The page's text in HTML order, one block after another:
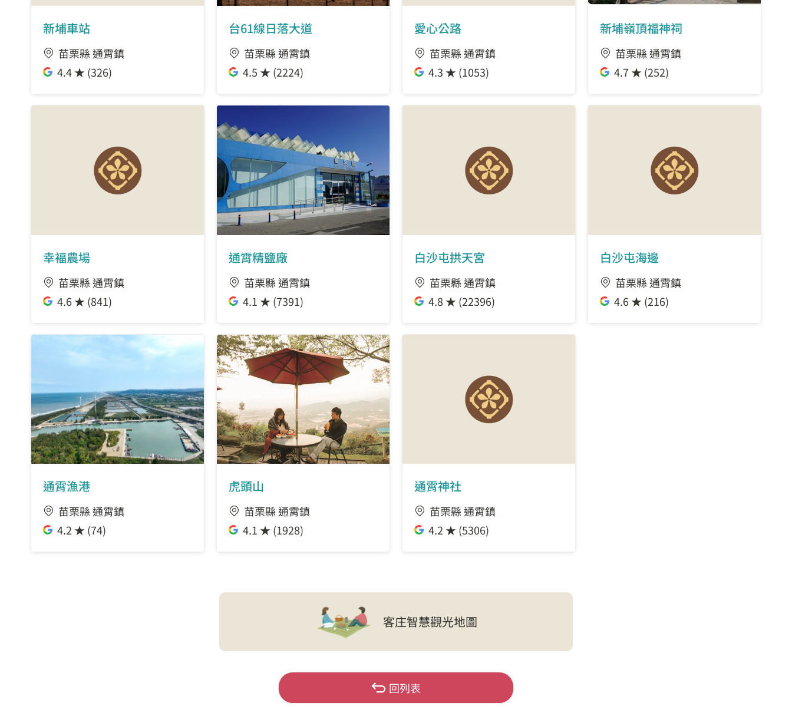
新埔車站
苗栗縣 通霄鎮
4.4 ★ (326)
台61線日落大道
苗栗縣 通霄鎮
4.5 ★ (2224)
愛心公路
苗栗縣 通霄鎮
4.3 ★ (1053)
新埔嶺頂福神祠
苗栗縣 通霄鎮
4.7 ★ (252)
幸褔農場
苗栗縣 通霄鎮
4.6 ★ (841)
通霄精鹽廠
苗栗縣 通霄鎮
4.1 ★ (7391)
白沙屯拱天宮
苗栗縣 通霄鎮
4.8 ★ (22396)
白沙屯海邊
苗栗縣 通霄鎮
4.6 ★ (216)
通霄漁港
苗栗縣 通霄鎮
4.2 ★ (74)
虎頭山
苗栗縣 通霄鎮
4.1 ★ (1928)
通霄神社
苗栗縣 通霄鎮
4.2 ★ (5306)
客庄智慧觀光地圖
回列表